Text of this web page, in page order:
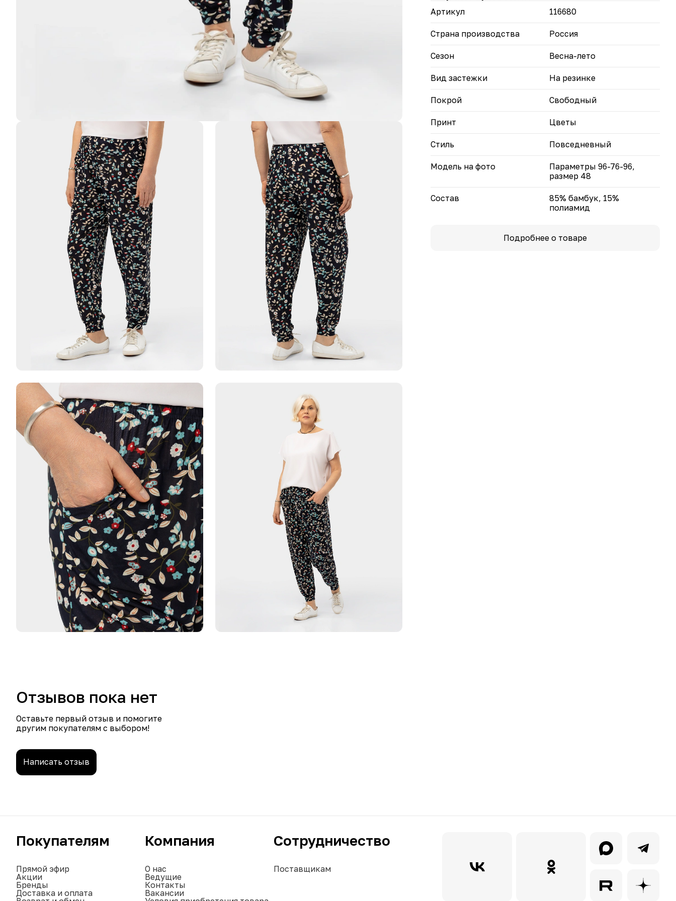
полиамид) — обеспечивает мягкость,
воздухопроницаемость и долговечность.
тёплой погоды.
Обновите свой гардероб с этими брюками — они
станут основой для множества стильных образов.
Артикул 116680
Страна производства Россия
Сезон Весна-лето
Вид застежки На резинке
Покрой Свободный
Принт Цветы
Стиль Повседневный
Модель на фото
Параметры 96-76-96,
размер 48
Состав
85% бамбук, 15%
полиамид
Подробнее о товаре
Отзывов пока нет
Оставьте первый отзыв и помогите
другим покупателям с выбором!
Написать отзыв
Покупателям
Прямой эфир
Акции
Бренды
Доставка и оплата
Компания
О нас
Ведущие
Контакты
Вакансии
Сотрудничество
Поставщикам